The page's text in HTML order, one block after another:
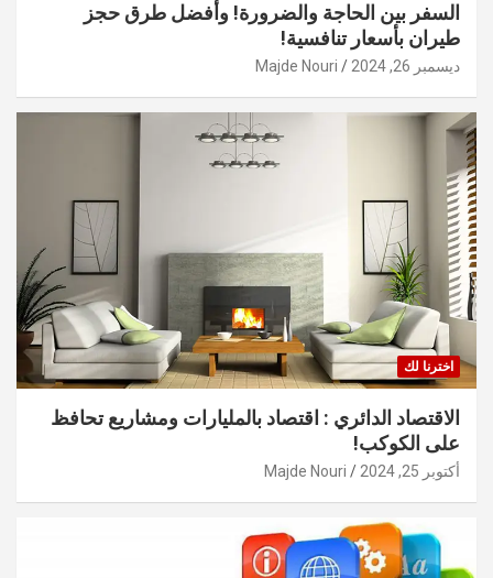
السفر بين الحاجة والضرورة! وأفضل طرق حجز
طيران بأسعار تنافسية!
ديسمبر 26, 2024 Majde Nouri
اخترنا لك
الاقتصاد الدائري : اقتصاد بالمليارات ومشاريع تحافظ
على الكوكب!
أكتوبر 25, 2024 Majde Nouri